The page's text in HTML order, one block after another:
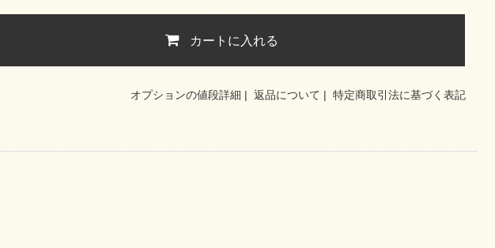
カートに入れる
オプションの値段詳細 | 返品について | 特定商取引法に基づく表記